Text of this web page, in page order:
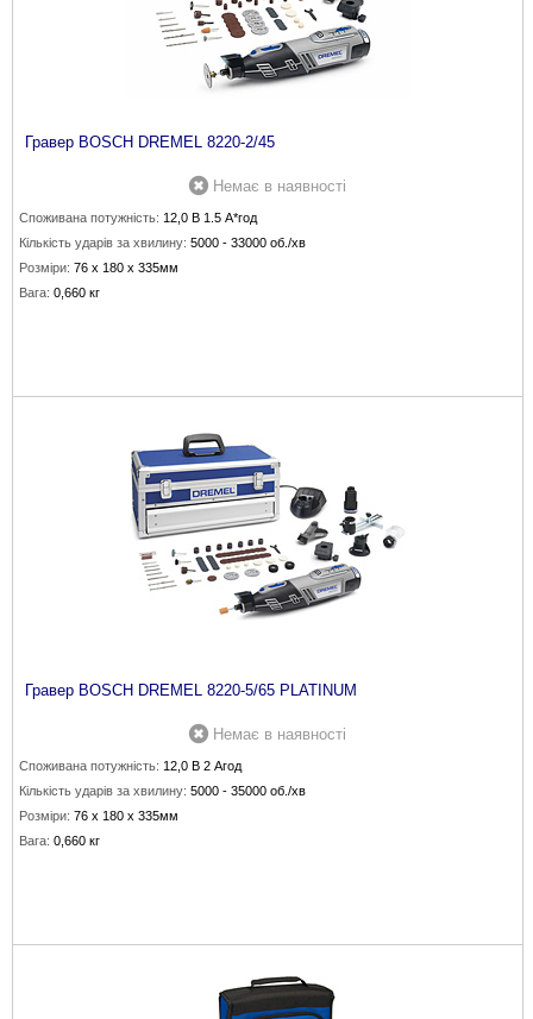
Гравер BOSCH DREMEL 8220-2/45
Немає в наявності
Споживана потужність: 12,0 В 1.5 А*год
Кількість ударів за хвилину: 5000 - 33000 об./хв
Розміри: 76 х 180 х 335мм
Вага: 0,660 кг
Гравер BOSCH DREMEL 8220-5/65 PLATINUM
Немає в наявності
Споживана потужність: 12,0 В 2 Агод
Кількість ударів за хвилину: 5000 - 35000 об./хв
Розміри: 76 х 180 х 335мм
Вага: 0,660 кг